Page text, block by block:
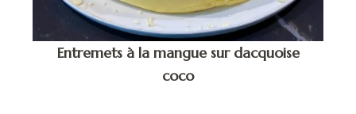
Entremets à la mangue sur dacquoise
coco